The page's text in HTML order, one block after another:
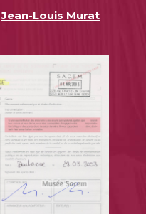
Jean-Louis Murat